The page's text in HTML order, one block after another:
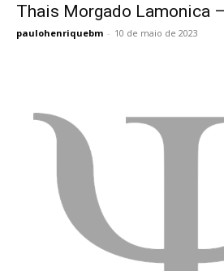
Thais Morgado Lamonica
paulohenriquebm - 10 de maio de 2023